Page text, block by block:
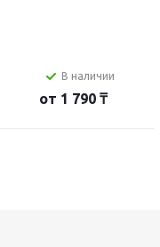
В наличии
от 1 790 ₸